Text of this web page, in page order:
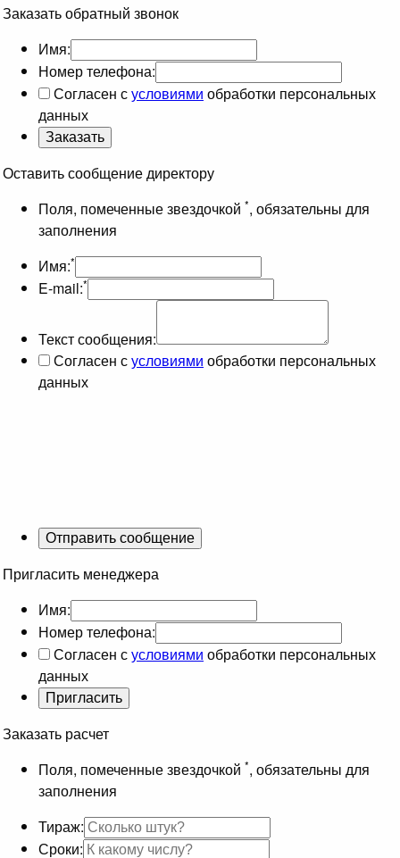
Заказать обратный звонок
Имя:
Номер телефона:
Согласен сусловиями обработки персональных
данных
Оставить сообщение директору
Поля, помеченные звездочкой *, обязательны для
заполнения
Имя:*
E-mail:*
Текст сообщения:
Согласен сусловиями обработки персональных
данных
Пригласить менеджера
Имя:
Номер телефона:
Согласен сусловиями обработки персональных
данных
Заказать расчет
Поля, помеченные звездочкой *, обязательны для
заполнения
Тираж:
Сроки: